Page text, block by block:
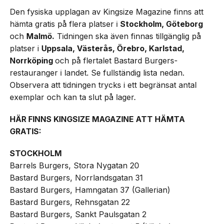
Den fysiska upplagan av Kingsize Magazine finns att
hämta gratis på flera platser i Stockholm, Göteborg
och Malmö. Tidningen ska även finnas tillgänglig på
platser i Uppsala, Västerås, Örebro, Karlstad,
Norrköping och på flertalet Bastard Burgers-
restauranger i landet. Se fullständig lista nedan.
Observera att tidningen trycks i ett begränsat antal
exemplar och kan ta slut på lager.
HÄR FINNS KINGSIZE MAGAZINE ATT HÄMTA
GRATIS:
STOCKHOLM
Barrels Burgers, Stora Nygatan 20
Bastard Burgers, Norrlandsgatan 31
Bastard Burgers, Hamngatan 37 (Gallerian)
Bastard Burgers, Rehnsgatan 22
Bastard Burgers, Sankt Paulsgatan 2